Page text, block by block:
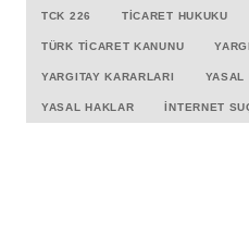
TCK 226 TICARET HUKUKU
TÜRK TICARET KANUNU
YARGITAY KARARLARI YASAL
YASAL HAKLAR İNTERNET